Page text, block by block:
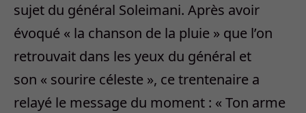
sujet du général Soleimani. Après avoir
évoqué « la chanson de la pluie » que l’on
retrouvait dans les yeux du général et
son « sourire céleste », ce trentenaire a
relayé le message du moment : « Ton arme